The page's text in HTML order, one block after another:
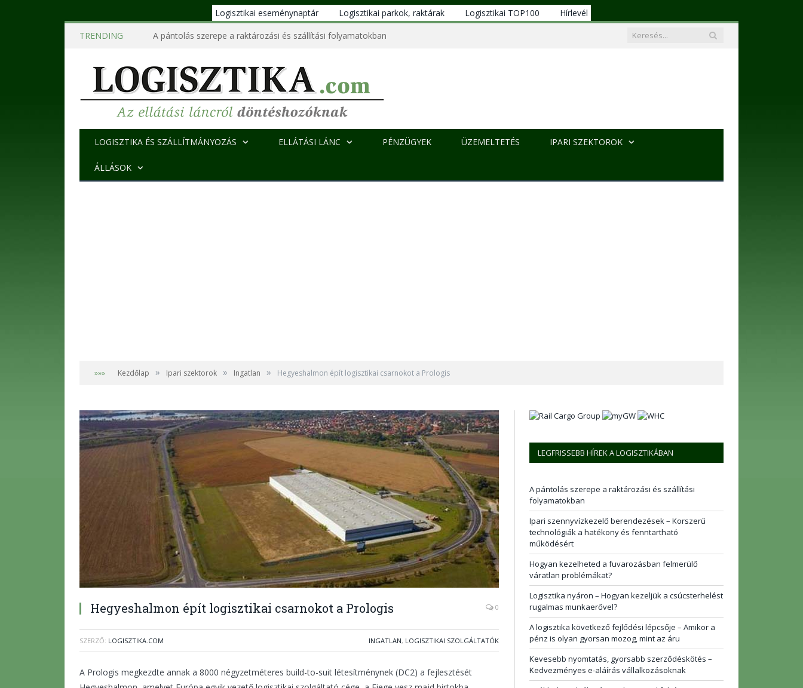
Logisztikai eseménynaptár Logisztikai parkok, raktárak Logisztikai TOP100
Hírlevél
TRENDING
A pántolás szerepe a raktározási és szállítási folyamatokban
LOGISZTIKA ÉS SZÁLLÍTMÁNYOZÁS ELLÁTÁSI LÁNC PÉNZÜGYEK ÜZEMELTETÉS IPARI SZEKTOROK
ÁLLÁSOK
»»» Kezdőlap » Ipari szektorok » Ingatlan » Hegyeshalmon épít logisztikai csarnokot a Prologis
Hegyeshalmon épít logisztikai csarnokot a Prologis 0
SZERZŐ: LOGISZTIKA.COM INGATLAN, LOGISZTIKAI SZOLGÁLTATÓK
A Prologis megkezdte annak a 8000 négyzetméteres build-to-suit létesítménynek (DC2) a fejlesztését
LEGFRISSEBB HÍREK A LOGISZTIKÁBAN
A pántolás szerepe a raktározási és szállítási
folyamatokban
Ipari szennyvízkezelő berendezések – Korszerű
technológiák a hatékony és fenntartható
működésért
Hogyan kezelheted a fuvarozásban felmerülő
váratlan problémákat?
Logisztika nyáron – Hogyan kezeljük a csúcsterhelést
rugalmas munkaerővel?
A logisztika következő fejlődési lépcsője – Amikor a
pénz is olyan gyorsan mozog, mint az áru
Kevesebb nyomtatás, gyorsabb szerződéskötés –
Kedvezményes e-aláírás vállalkozásoknak